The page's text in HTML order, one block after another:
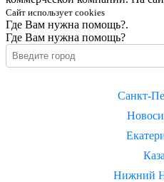
Сайт использует cookies
Где Вам нужна помощь?.
Где Вам нужна помощь?
Санкт-
Нижний